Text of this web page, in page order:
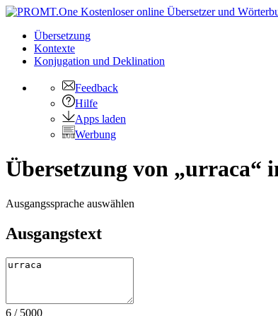
Übersetzung
Kontexte
Konjugation und Deklination
Feedback
Hilfe
Apps laden
Werbung
Übersetzung von „urraca“
Ausgangssprache auswählen
Ausgangstext
6 / 5000